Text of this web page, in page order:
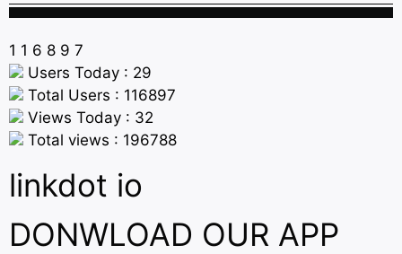
1 1 6 8 9 7
Users Today : 29
Total Users : 116897
Views Today : 32
Total views : 196788
linkdot io
DONWLOAD OUR APP